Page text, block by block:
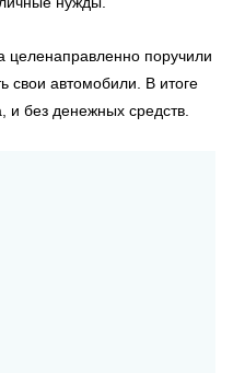
целенаправленно поручили
свои автомобили. В итоге
и без денежных средств.